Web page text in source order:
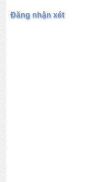
Đăng nhận xét